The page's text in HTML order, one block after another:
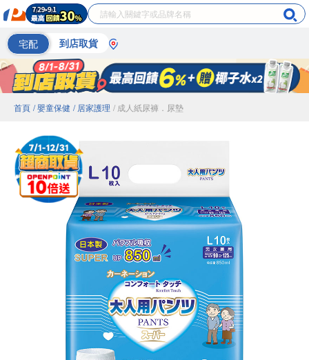
宅配 到店取貨
首頁 / 嬰童保健 / 居家護理 / 成人紙尿褲．尿墊